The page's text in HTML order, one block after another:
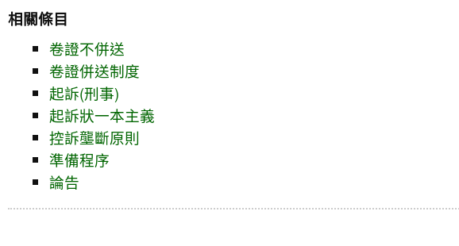
相關條目
卷證不併送
卷證併送制度
起訴(刑事)
起訴狀一本主義
控訴壟斷原則
準備程序
論告